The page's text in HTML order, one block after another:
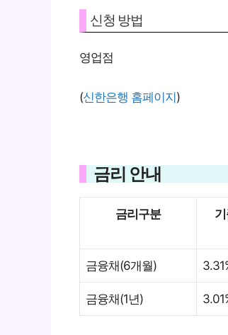
신청 방법
영업점
(신한은행 홈페이지)
금리 안내
금리구분
금융채(6개월)
금융채(1년)